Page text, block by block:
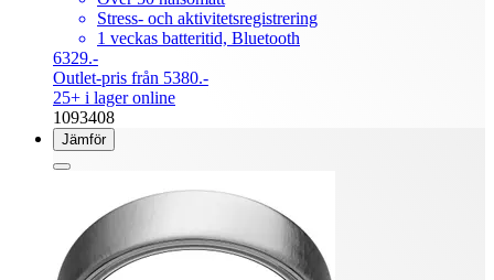
Stress- och aktivitetsregistrering
1 veckas batteritid, Bluetooth
6329.-
Outlet-pris från 5380.-
25+ i lager online
1093408
Jämför